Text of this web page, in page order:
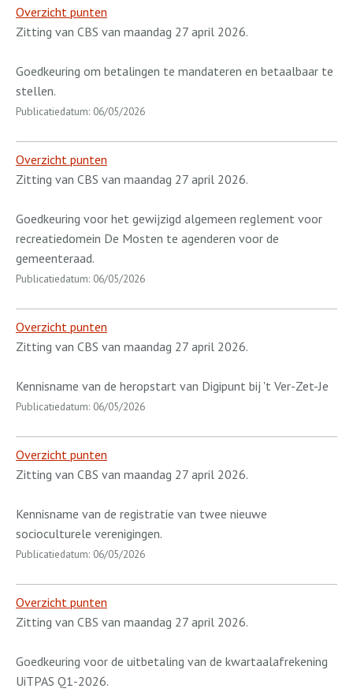
Overzicht punten
Zitting van CBS van maandag 27 april 2026.
Goedkeuring om betalingen te mandateren en betaalbaar te
stellen.
Publicatiedatum: 06/05/2026
Overzicht punten
Zitting van CBS van maandag 27 april 2026.
Goedkeuring voor het gewijzigd algemeen reglement voor
recreatiedomein De Mosten te agenderen voor de
gemeenteraad.
Publicatiedatum: 06/05/2026
Overzicht punten
Zitting van CBS van maandag 27 april 2026.
Kennisname van de heropstart van Digipunt bij 't Ver-Zet-Je
Publicatiedatum: 06/05/2026
Overzicht punten
Zitting van CBS van maandag 27 april 2026.
Kennisname van de registratie van twee nieuwe
socioculturele verenigingen.
Publicatiedatum: 06/05/2026
Overzicht punten
Zitting van CBS van maandag 27 april 2026.
Goedkeuring voor de uitbetaling van de kwartaalafrekening
UiTPAS Q1-2026.